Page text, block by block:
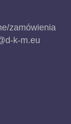
zamówienia
k-m.eu